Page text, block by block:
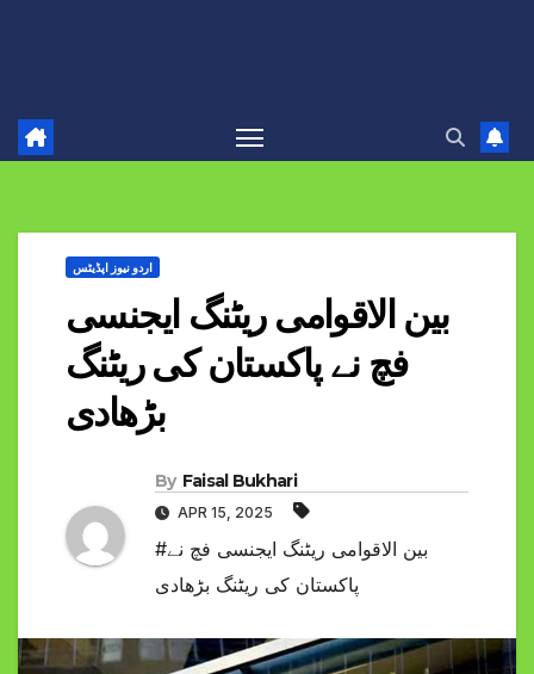
اردو نیوز اپڈیٹس
بین الاقوامی ریٹنگ ایجنسی
فچ نے پاکستان کی ریٹنگ
بڑھادی
By Faisal Bukhari
APR 15, 2025
#بین الاقوامی ریٹنگ ایجنسی فچ نے
پاکستان کی ریٹنگ بڑھادی